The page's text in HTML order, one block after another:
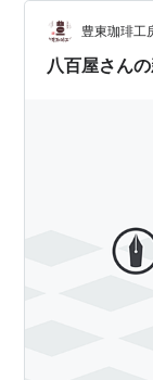
て 簡単に言う
えっ！？って
三重に持って
豊東珈琲工
八百屋さん